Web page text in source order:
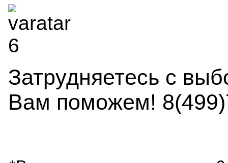
Затрудняетесь с
Вам поможем!